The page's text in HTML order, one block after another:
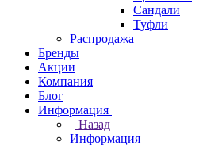
Сандали
Туфли
Распродажа
Бренды
Акции
Компания
Блог
Информация
Назад
Информация